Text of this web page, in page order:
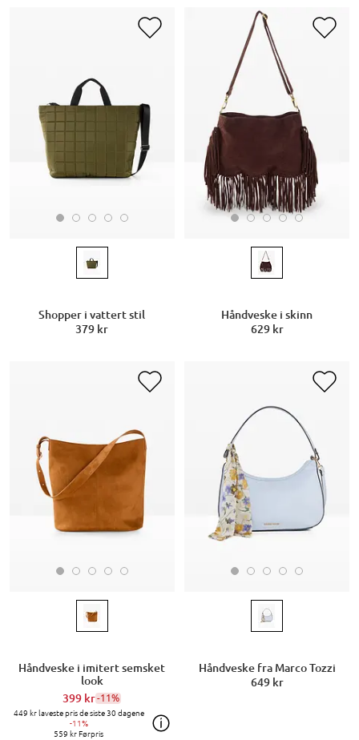
Shopper i vattert stil
379 kr
Håndveske i skinn
629 kr
Håndveske i imitert semsket
look
399 kr-11%
449 krlaveste pris de siste 30 dagene
-11%
559 krFørpris
Håndveske fra Marco Tozzi
649 kr